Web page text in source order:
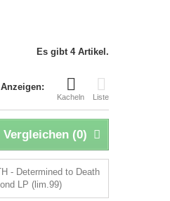
Es gibt 4 Artikel.
Anzeigen:
Kacheln Liste
Vergleichen (0)